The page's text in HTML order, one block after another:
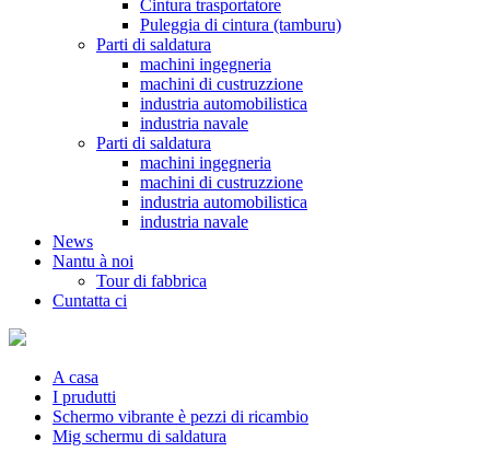
Cintura trasportatore
Puleggia di cintura (tamburu)
Parti di saldatura
machini ingegneria
machini di custruzzione
industria automobilistica
industria navale
Parti di saldatura
machini ingegneria
machini di custruzzione
industria automobilistica
industria navale
News
Nantu à noi
Tour di fabbrica
Cuntatta ci
A casa
I prudutti
Schermo vibrante è pezzi di ricambio
Mig schermu di saldatura